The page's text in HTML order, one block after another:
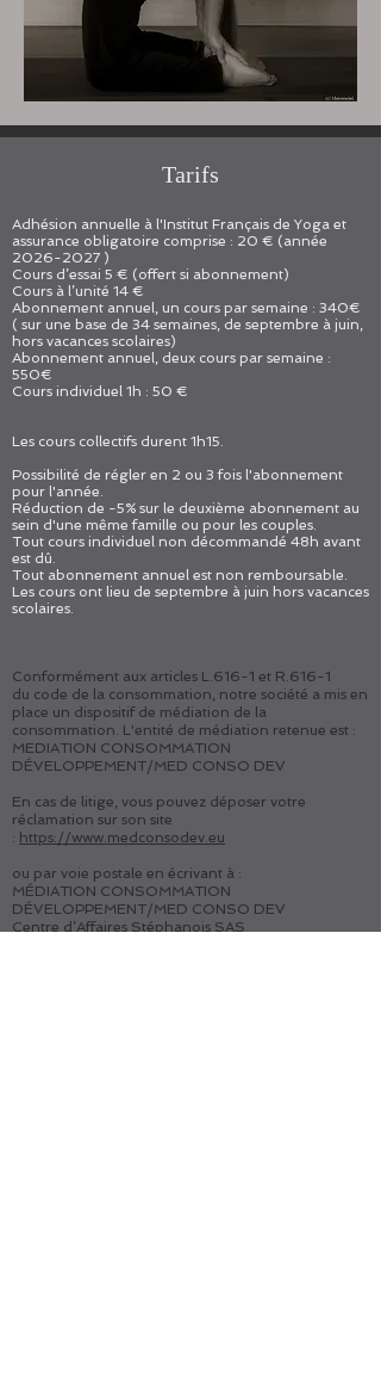
Tarifs
Adhésion annuelle à l'Institut Français de Yoga et
assurance obligatoire comprise : 20 € (année
2026-2027 )
Cours d’essai 5 € (offert si abonnement)
Cours à l’unité 14 €
Abonnement annuel, un cours par semaine : 340€
( sur une base de 34 semaines, de septembre à juin,
hors vacances scolaires)
Abonnement annuel, deux cours par semaine :
550€
Cours individuel 1h : 50 €
Les cours collectifs durent 1h15.
Possibilité de régler en 2 ou 3 fois l'abonnement
pour l'année.
Réduction de -5% sur le deuxième abonnement au
sein d'une même famille ou pour les couples.
Tout cours individuel non décommandé 48h avant
est dû.
Tout abonnement annuel est non remboursable.
Les cours ont lieu de septembre à juin hors vacances
scolaires.
Conformément aux articles L.616-1 et R.616-1
du code de la consommation, notre société a mis en
place un dispositif de médiation de la
consommation. L'entité de médiation retenue est :
MEDIATION CONSOMMATION
DÉVELOPPEMENT/MED CONSO DEV
En cas de litige, vous pouvez déposer votre
réclamation sur son site
: https://www.medconsodev.eu
ou par voie postale en écrivant à :
MÉDIATION CONSOMMATION
DÉVELOPPEMENT/MED CONSO DEV
Centre d’Affaires Stéphanois SAS